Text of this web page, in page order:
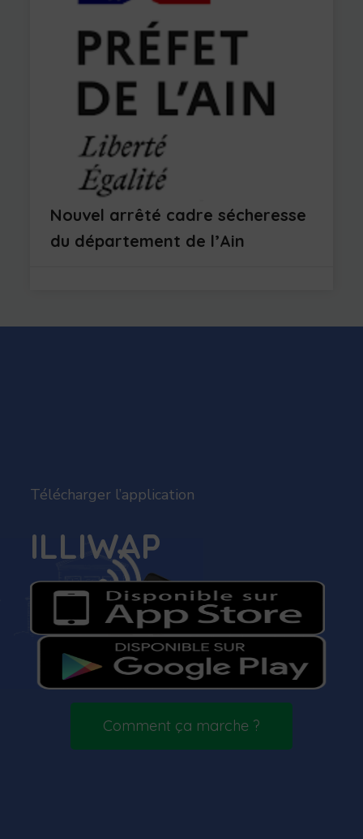
Nouvel arrêté cadre sécheresse
du département de l’Ain
Télécharger l’application
ILLIWAP
Comment ça marche ?